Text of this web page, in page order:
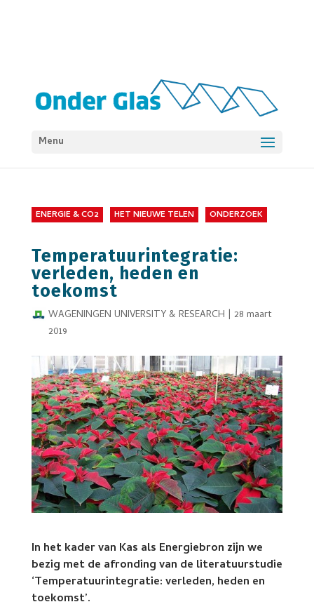
Menu
ENERGIE & CO2 HET NIEUWE TELEN ONDERZOEK
Temperatuurintegratie:
verleden, heden en
toekomst
WAGENINGEN UNIVERSITY & RESEARCH | 28 maart
2019
In het kader van Kas als Energiebron zijn we
bezig met de afronding van de literatuurstudie
‘Temperatuurintegratie: verleden, heden en
toekomst’.